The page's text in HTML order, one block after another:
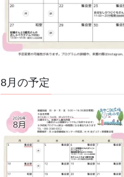
8月の予定